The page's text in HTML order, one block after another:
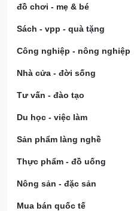
đồ chơi - mẹ & bé
Sách - vpp - quà tặng
Công nghiệp - nông nghiệp
Nhà cửa - đời sống
Tư vấn - đào tạo
Du học - việc làm
Sản phẩm làng nghề
Thực phẩm - đồ uống
Nông sản - đặc sản
Mua bán quốc tế